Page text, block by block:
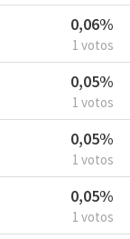
0,06%
1 votos
0,05%
1 votos
0,05%
1 votos
0,05%
1 votos